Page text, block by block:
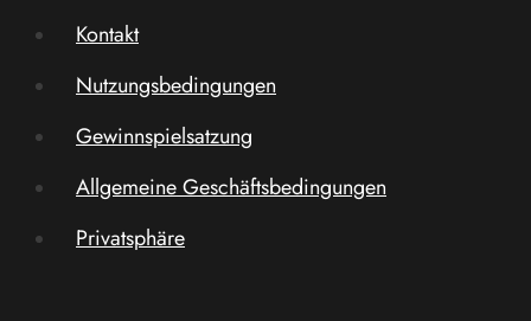
Kontakt
Nutzungsbedingungen
Gewinnspielsatzung
Allgemeine Geschäftsbedingungen
Privatsphäre